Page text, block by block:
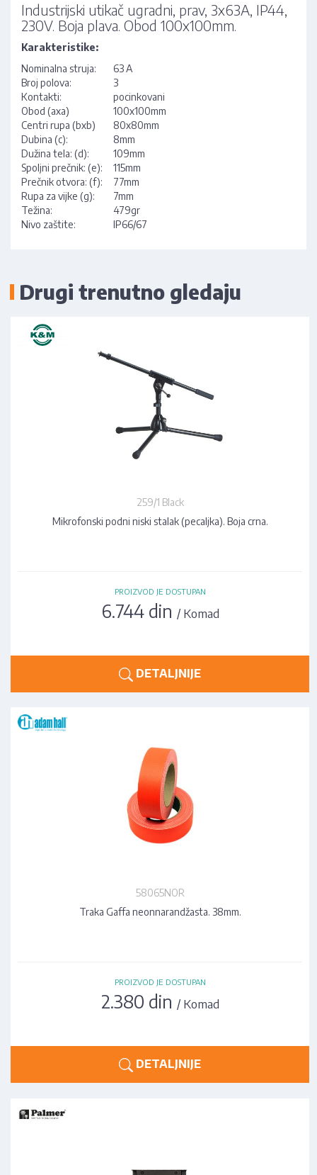
Industrijski utikač ugradni, prav, 3x63A, IP44,
230V. Boja plava. Obod 100x100mm.
Karakteristike:
Nominalna struja:
63 A
Broj polova:
3
Kontakti:
pocinkovani
Obod (axa)
100x100mm
Centri rupa (bxb)
80x80mm
Dubina (c):
8mm
Dužina tela: (d):
109mm
Spoljni prečnik: (e):
115mm
Prečnik otvora: (f):
77mm
Rupa za vijke (g):
7mm
Težina:
479gr
Nivo zaštite:
IP66/67
Drugi trenutno gledaju
259/1 Black
Mikrofonski podni niski stalak (pecaljka). Boja crna.
PROIZVOD JE DOSTUPAN
6.744 din / Komad
DETALJNIJE
58065NOR
Traka Gaffa neonnarandžasta. 38mm.
PROIZVOD JE DOSTUPAN
2.380 din / Komad
DETALJNIJE